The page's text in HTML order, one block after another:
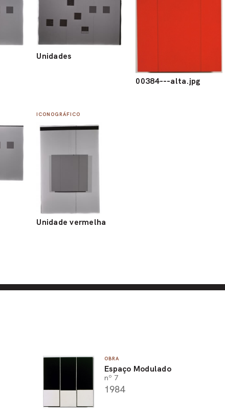
Unidades
00384---alta.jpg
ICONOGRÁFICO
Unidade vermelha
OBRA
Espaço Modulado
nº 7
1984